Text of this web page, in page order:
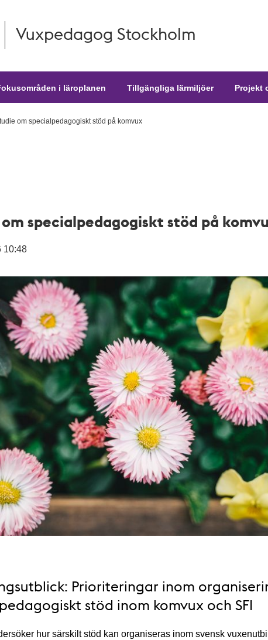
Vuxpedagog Stockholm
i läroplanen Tillgängliga lärmiljöer Projekt
om specialpedagogiskt stöd på komvux
specialpedagogiskt stöd på
10:48
Prioriteringar inom
stöd inom komvux och SFI
hur särskilt stöd kan organiseras inom svensk